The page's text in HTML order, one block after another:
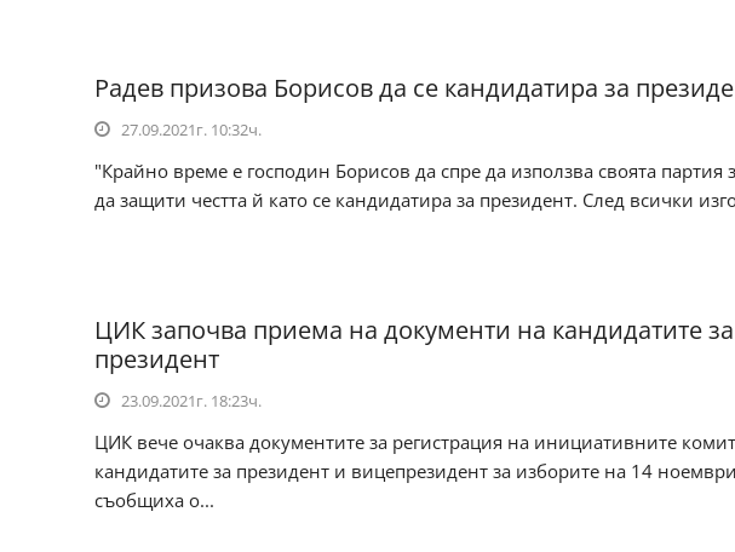
Радев призова Борисов да се кандидатира за
27.09.2021г. 10:32ч.
"Крайно време е господин Борисов да спре да използва своята партия
да защити честта й като се кандидатира за президент. След всички
ЦИК започва приема на документи на кандидатите за
президент
23.09.2021г. 18:23ч.
ЦИК вече очаква документите за регистрация на инициативните
кандидатите за президент и вицепрезидент за изборите на 14
съобщиха о...